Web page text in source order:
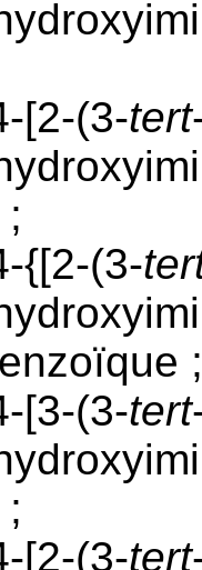
[2-(3-tert
{[2-(3-
;
[3-(3-tert
[2-(3-tert